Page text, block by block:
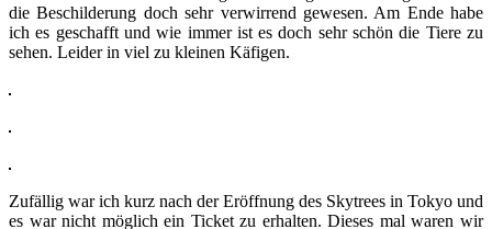
die Beschilderung doch sehr verwirrend gewesen. Am Ende habe
ich es geschafft und wie immer ist es doch sehr schön die Tiere zu
sehen. Leider in viel zu kleinen Käfigen.
Zufällig war ich kurz nach der Eröffnung des Skytrees in Tokyo und
es war nicht möglich ein Ticket zu erhalten. Dieses mal waren wir